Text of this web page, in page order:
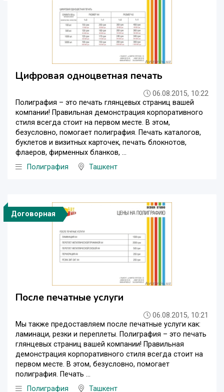
Цифровая одноцветная печать
06.08.2015, 10:22
Полиграфия – это печать глянцевых страниц вашей
компании! Правильная демонстрация корпоративного
стиля всегда стоит на первом месте. В этом,
безусловно, помогает полиграфия. Печать каталогов,
буклетов и визитных карточек, печать блокнотов,
флаеров, фирменных бланков, ...
Полиграфия
Ташкент
Договорная
После печатные услуги
06.08.2015, 10:21
Мы также предоставляем после печатные услуги как:
ламинаци, резки и переплеты. Полиграфия – это печать
глянцевых страниц вашей компании! Правильная
демонстрация корпоративного стиля всегда стоит на
первом месте. В этом, безусловно, помогает
полиграфия. Печать ...
Полиграфия
Ташкент